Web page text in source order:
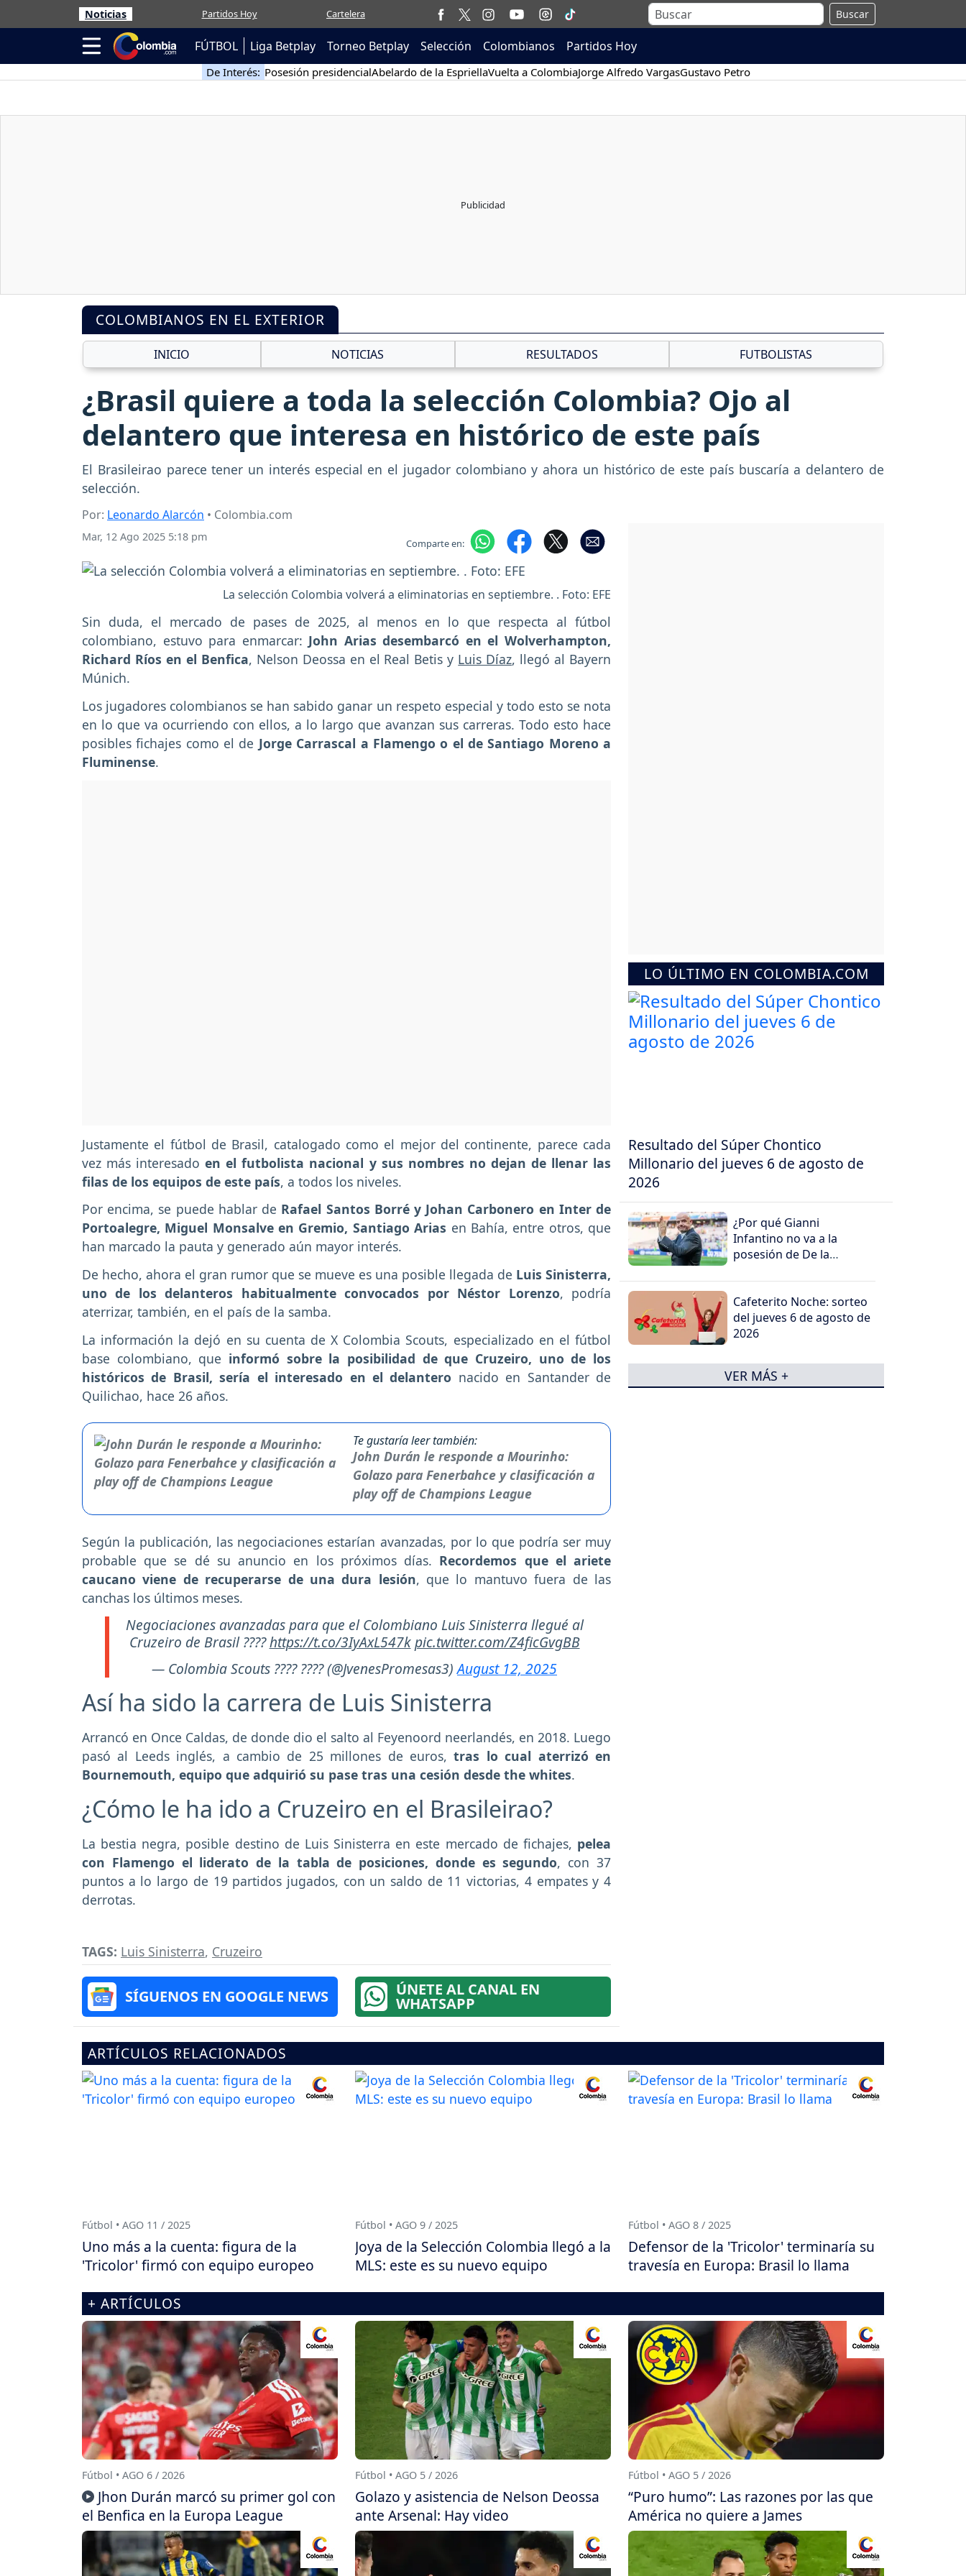
Noticias Partidos Hoy Cartelera Buscar
FÚTBOL Liga Betplay Torneo Betplay Selección Colombianos Partidos Hoy
De Interés: Posesión presidencialAbelardo de la EspriellaVuelta a ColombiaJorge Alfredo VargasGustavo Petro
COLOMBIANOS EN EL EXTERIOR
INICIO NOTICIAS RESULTADOS FUTBOLISTAS
¿Brasil quiere a toda la selección Colombia? Ojo al
delantero que interesa en histórico de este país
El Brasileirao parece tener un interés especial en el jugador colombiano y ahora un histórico de este país buscaría a delantero de
selección.
Por: Leonardo Alarcón • Colombia.com
Mar, 12 Ago 2025 5:18 pm Comparte en:
La selección Colombia volverá a eliminatorias en septiembre. . Foto: EFE
Sin duda, el mercado de pases de 2025, al menos en lo que respecta al fútbol
colombiano, estuvo para enmarcar: John Arias desembarcó en el Wolverhampton,
Richard Ríos en el Benfica, Nelson Deossa en el Real Betis y Luis Díaz, llegó al Bayern
Múnich.
Los jugadores colombianos se han sabido ganar un respeto especial y todo esto se nota
en lo que va ocurriendo con ellos, a lo largo que avanzan sus carreras. Todo esto hace
posibles fichajes como el de Jorge Carrascal a Flamengo o el de Santiago Moreno a
Fluminense.
Justamente el fútbol de Brasil, catalogado como el mejor del continente, parece cada
vez más interesadoen el futbolista nacional y sus nombres no dejan de llenar las
filas de los equipos de este país, a todos los niveles.
Por encima, se puede hablar de Rafael Santos Borré y Johan Carbonero en Inter de
Portoalegre, Miguel Monsalve en Gremio, Santiago Arias en Bahía, entre otros, que
han marcado la pauta y generado aún mayor interés.
De hecho, ahora el gran rumor que se mueve es una posible llegada de Luis Sinisterra,
uno de los delanteros habitualmente convocados por Néstor Lorenzo, podría
aterrizar, también, en el país de la samba.
La información la dejó en su cuenta de X Colombia Scouts, especializado en el fútbol
base colombiano, que informó sobre la posibilidad de que Cruzeiro, uno de los
históricos de Brasil, sería el interesado en el delantero nacido en Santander de
Quilichao, hace 26 años.
Te gustaría leer también:
John Durán le responde a Mourinho:
Golazo para Fenerbahce y clasificación a
play off de Champions League
Según la publicación, las negociaciones estarían avanzadas, por lo que podría ser muy
probable que se dé su anuncio en los próximos días. Recordemos que el ariete
caucano viene de recuperarse de una dura lesión, que lo mantuvo fuera de las
canchas los últimos meses.
Negociaciones avanzadas para que el Colombiano Luis Sinisterra llegué al
Cruzeiro de Brasil ????https://t.co/3IyAxL547k pic.twitter.com/Z4ficGvgBB
— Colombia Scouts ???? ???? (@JvenesPromesas3)August 12, 2025
Así ha sido la carrera de Luis Sinisterra
Arrancó en Once Caldas, de donde dio el salto al Feyenoord neerlandés, en 2018. Luego
pasó al Leeds inglés, a cambio de 25 millones de euros,tras lo cual aterrizó en
Bournemouth, equipo que adquirió su pase tras una cesión desde the whites.
¿Cómo le ha ido a Cruzeiro en el Brasileirao?
La bestia negra, posible destino de Luis Sinisterra en este mercado de fichajes, pelea
con Flamengo el liderato de la tabla de posiciones, donde es segundo, con 37
puntos a lo largo de 19 partidos jugados, con un saldo de 11 victorias, 4 empates y 4
derrotas.
TAGS: Luis Sinisterra, Cruzeiro
SÍGUENOS EN GOOGLE NEWS ÚNETE AL CANAL EN
WHATSAPP
LO ÚLTIMO EN COLOMBIA.COM
Resultado del Súper Chontico
Millonario del jueves 6 de agosto de
2026
¿Por qué Gianni
Infantino no va a la
posesión de De la
Cafeterito Noche: sorteo
del jueves 6 de agosto de
2026
VER MÁS +
ARTÍCULOS RELACIONADOS
Fútbol • AGO 11 / 2025
Uno más a la cuenta: figura de la
'Tricolor' firmó con equipo europeo
Fútbol • AGO 9 / 2025
Joya de la Selección Colombia llegó a la
MLS: este es su nuevo equipo
Fútbol • AGO 8 / 2025
Defensor de la 'Tricolor' terminaría su
travesía en Europa: Brasil lo llama
+ ARTÍCULOS
Fútbol • AGO 6 / 2026
Jhon Durán marcó su primer gol con
el Benfica en la Europa League
Fútbol • AGO 5 / 2026
Golazo y asistencia de Nelson Deossa
ante Arsenal: Hay video
Fútbol • AGO 5 / 2026
“Puro humo”: Las razones por las que
América no quiere a James